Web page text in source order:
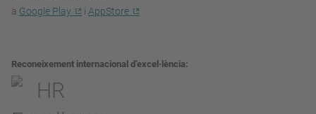
a Google Play i AppStore
Reconeixement internacional d’excel·lència